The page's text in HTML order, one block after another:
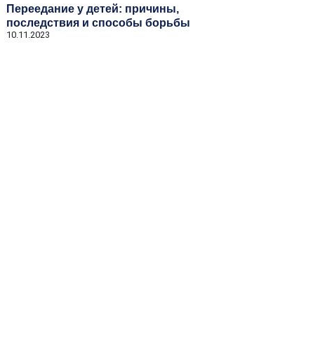
Переедание у детей: причины,
последствия и способы борьбы
10.11.2023